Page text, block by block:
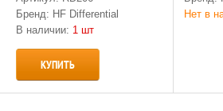
Бренд: HF Differential
В наличии: 1 шт
КУПИТЬ
Нет в